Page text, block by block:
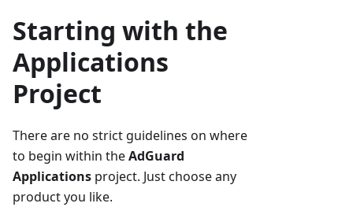
Starting with the
Applications
Project
There are no strict guidelines on where
to begin within theAdGuard
Applications project. Just choose any
product you like.